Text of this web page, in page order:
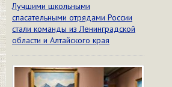
Лучшими школьными
спасательными отрядами России
стали команды из Ленинградской
области и Алтайского края